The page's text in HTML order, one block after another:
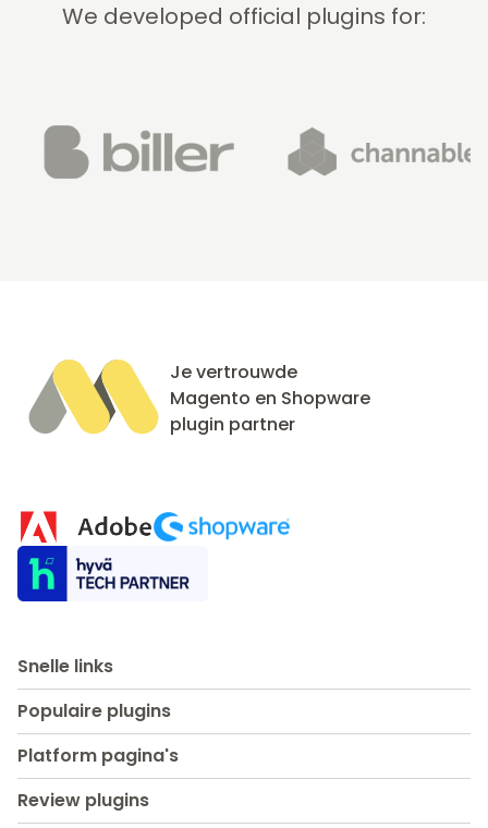
We developed official plugins for:
Je vertrouwde
Magento en Shopware
plugin partner
Snelle links
Populaire plugins
Platform pagina's
Review plugins